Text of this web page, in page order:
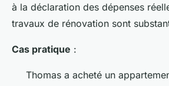
à la déclaration des dépenses
travaux de rénovation sont
Cas pratique :
Thomas a acheté un